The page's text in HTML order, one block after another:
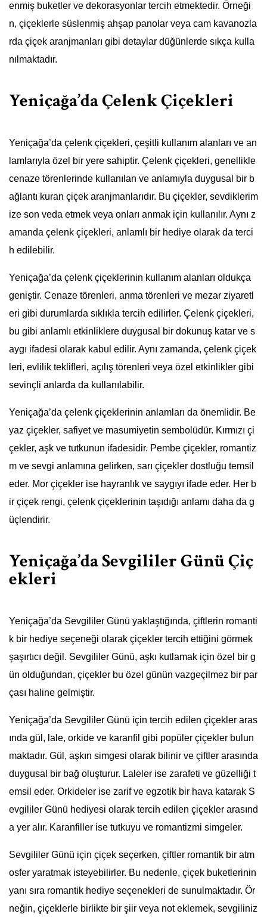
enmiş buketler ve dekorasyonlar tercih etmektedir. Örneği
n, çiçeklerle süslenmiş ahşap panolar veya cam kavanozla
rda çiçek aranjmanları gibi detaylar düğünlerde sıkça kulla
nılmaktadır.
Yeniçağa’da Çelenk Çiçekleri
Yeniçağa’da çelenk çiçekleri, çeşitli kullanım alanları ve an
lamlarıyla özel bir yere sahiptir. Çelenk çiçekleri, genellikle
cenaze törenlerinde kullanılan ve anlamıyla duygusal bir b
ağlantı kuran çiçek aranjmanlarıdır. Bu çiçekler, sevdiklerim
ize son veda etmek veya onları anmak için kullanılır. Aynı z
amanda çelenk çiçekleri, anlamlı bir hediye olarak da terci
h edilebilir.
Yeniçağa’da çelenk çiçeklerinin kullanım alanları oldukça
geniştir. Cenaze törenleri, anma törenleri ve mezar ziyaretl
eri gibi durumlarda sıklıkla tercih edilirler. Çelenk çiçekleri,
bu gibi anlamlı etkinliklere duygusal bir dokunuş katar ve s
aygı ifadesi olarak kabul edilir. Aynı zamanda, çelenk çiçek
leri, evlilik teklifleri, açılış törenleri veya özel etkinlikler gibi
sevinçli anlarda da kullanılabilir.
Yeniçağa’da çelenk çiçeklerinin anlamları da önemlidir. Be
yaz çiçekler, safiyet ve masumiyetin sembolüdür. Kırmızı çi
çekler, aşk ve tutkunun ifadesidir. Pembe çiçekler, romantiz
m ve sevgi anlamına gelirken, sarı çiçekler dostluğu temsil
eder. Mor çiçekler ise hayranlık ve saygıyı ifade eder. Her b
ir çiçek rengi, çelenk çiçeklerinin taşıdığı anlamı daha da g
üçlendirir.
Yeniçağa’da Sevgililer Günü Çiç
ekleri
Yeniçağa’da Sevgililer Günü yaklaştığında, çiftlerin romanti
k bir hediye seçeneği olarak çiçekler tercih ettiğini görmek
şaşırtıcı değil. Sevgililer Günü, aşkı kutlamak için özel bir g
ün olduğundan, çiçekler bu özel günün vazgeçilmez bir par
çası haline gelmiştir.
Yeniçağa’da Sevgililer Günü için tercih edilen çiçekler aras
ında gül, lale, orkide ve karanfil gibi popüler çiçekler bulun
maktadır. Gül, aşkın simgesi olarak bilinir ve çiftler arasında
duygusal bir bağ oluşturur. Laleler ise zarafeti ve güzelliği t
emsil eder. Orkideler ise zarif ve egzotik bir hava katarak S
evgililer Günü hediyesi olarak tercih edilen çiçekler arasınd
a yer alır. Karanfiller ise tutkuyu ve romantizmi simgeler.
Sevgililer Günü için çiçek seçerken, çiftler romantik bir atm
osfer yaratmak isteyebilirler. Bu nedenle, çiçek buketlerinin
yanı sıra romantik hediye seçenekleri de sunulmaktadır. Ör
neğin, çiçeklerle birlikte bir şiir veya not eklemek, sevgiliniz